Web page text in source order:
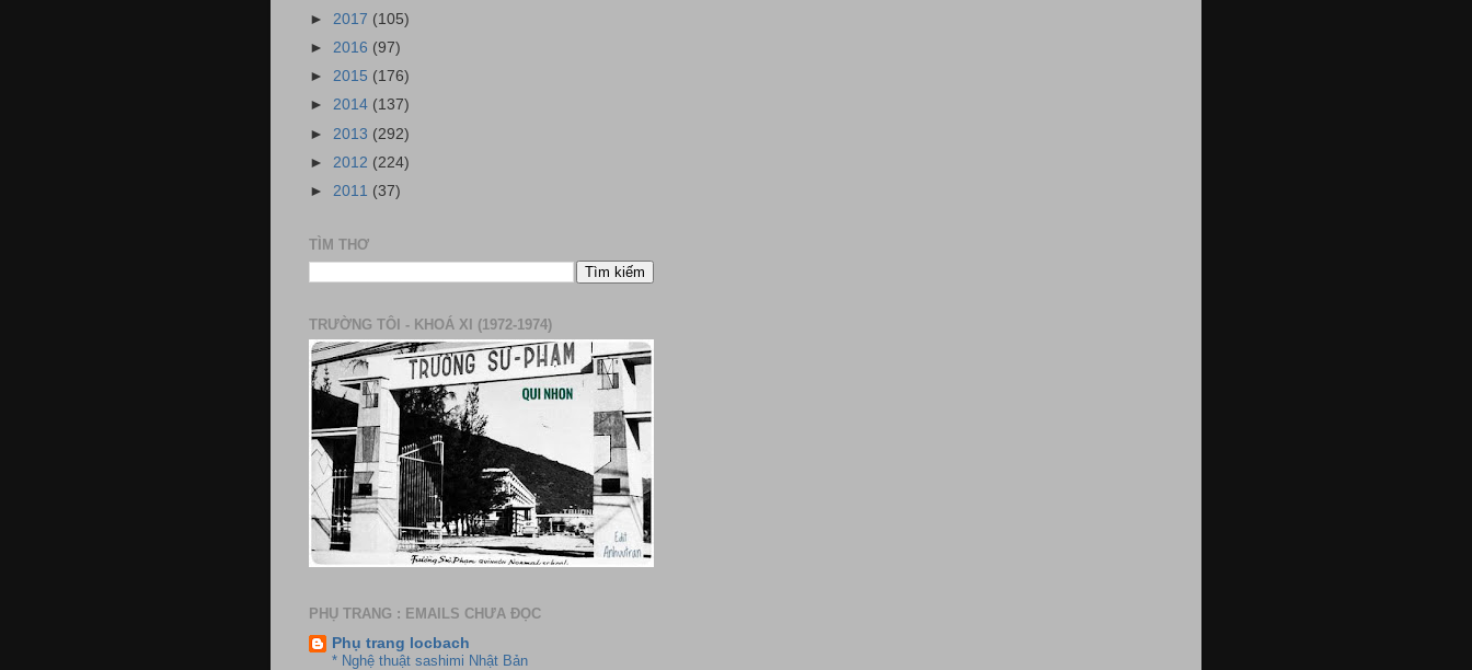
► 2017 (105)
► 2016 (97)
► 2015 (176)
► 2014 (137)
► 2013 (292)
► 2012 (224)
► 2011 (37)
TÌM THƠ
TRƯỜNG TÔI - KHOÁ XI (1972-1974)
PHỤ TRANG : EMAILS CHƯA ĐỌC
Phụ trang locbach
* Nghệ thuật sashimi Nhật Bản